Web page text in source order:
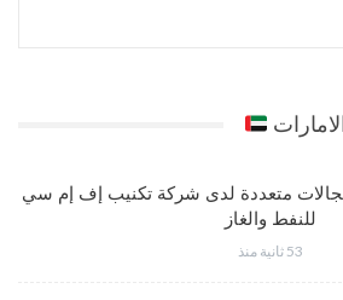
متعددة لدى شركة تكنيب إف إم سي
للنفط والغاز
53 ثانية منذ